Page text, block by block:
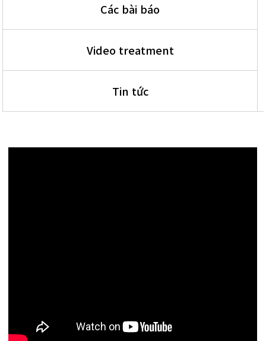
Các bài báo
Video treatment
Tin tức